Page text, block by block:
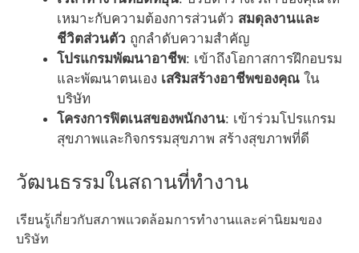
เหมาะกับความต้องการส่วนตัว สมดุลงานและ
ชีวิตส่วนตัว ถูกลำดับความสำคัญ
โปรแกรมพัฒนาอาชีพ: เข้าถึงโอกาสการฝึกอบรม
และพัฒนาตนเอง เสริมสร้างอาชีพของคุณ ใน
บริษัท
โครงการฟิตเนสของพนักงาน: เข้าร่วมโปรแกรม
สุขภาพและกิจกรรมสุขภาพ สร้างสุขภาพที่ดี
วัฒนธรรมในสถานที่ทำงาน
เรียนรู้เกี่ยวกับสภาพแวดล้อมการทำงานและค่านิยมของ
บริษัท